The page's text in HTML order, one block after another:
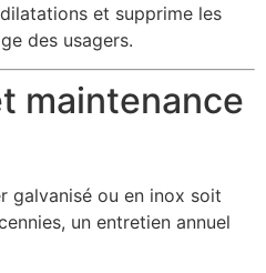
et supprime les
des usagers.
maintenance
galvanisé ou en inox soit
un entretien annuel